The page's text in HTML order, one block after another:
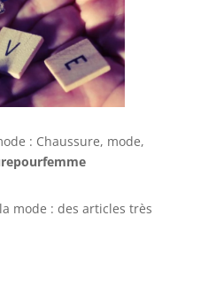
: Chaussure, mode,
mode : des articles très